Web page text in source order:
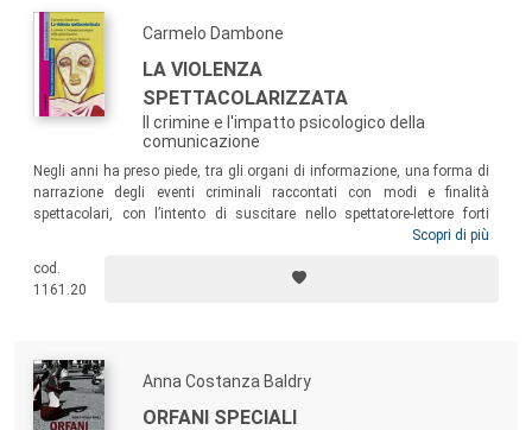
Carmelo Dambone
LA VIOLENZA
SPETTACOLARIZZATA
Il crimine e l'impatto psicologico della
comunicazione
Negli anni ha preso piede, tra gli organi di informazione, una forma di
narrazione degli eventi criminali raccontati con modi e finalità
spettacolari, con l’intento di suscitare nello spettatore-lettore forti
emozioni, soprattutto paura. Il libro ha lo scopo di introdurre allo
comunicazione, nonché offrire spunti per acquisire conoscenze e
strumenti critici sui meccanismi correlati all’atto di violenza e sul loro
Scopri di più
cod.
1161.20
Anna Costanza Baldry
ORFANI SPECIALI